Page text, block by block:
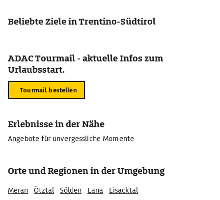
Beliebte Ziele in Trentino-Südtirol
ADAC Tourmail - aktuelle Infos zum
Urlaubsstart.
Tourmail bestellen
Erlebnisse in der Nähe
Angebote für unvergessliche Momente
Orte und Regionen in der Umgebung
Meran Ötztal Sölden Lana Eisacktal